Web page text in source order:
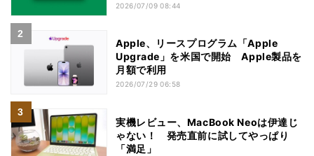
2026/07/09 08:44
Apple、リースプログラム「Apple
Upgrade」を米国で開始 Apple製品を
月額で利用
2026/07/29 06:58
実機レビュー、MacBook Neoは伊達じ
ゃない！ 発売直前に試してやっぱり
「満足」